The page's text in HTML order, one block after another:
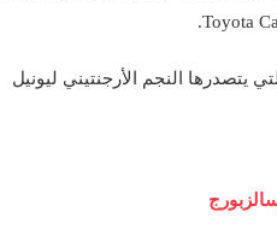
نجوم كرة القدم الأعلى أجرًا في عام 2019، والتي يتصدرها النجم الأرجنتيني ليونيل
منذ يوم
المناسب.. الدوري السعودي ليس